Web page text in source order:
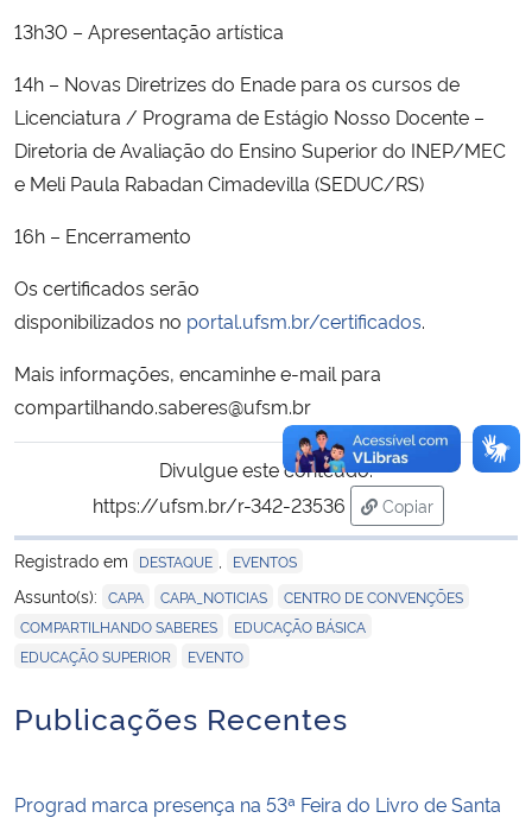
13h30 – Apresentação artística
14h – Novas Diretrizes do Enade para os cursos de
Licenciatura / Programa de Estágio Nosso Docente –
Diretoria de Avaliação do Ensino Superior do INEP/MEC
e Meli Paula Rabadan Cimadevilla (SEDUC/RS)
16h – Encerramento
Os certificados serão
disponibilizados no portal.ufsm.br/certificados.
Mais informações, encaminhe e-mail para
compartilhando.saberes@ufsm.br
Divulgue este conteúdo:
https://ufsm.br/r-342-23536
Copiar
para área de
Registrado em
DESTAQUE EVENTOS
Assunto(s): CAPA CAPA_NOTICIAS CENTRO DE CONVENÇÕES
COMPARTILHANDO SABERES EDUCAÇÃO BÁSICA
EDUCAÇÃO SUPERIOR EVENTO
Publicações Recentes
Prograd marca presença na 53ª Feira do Livro de Santa